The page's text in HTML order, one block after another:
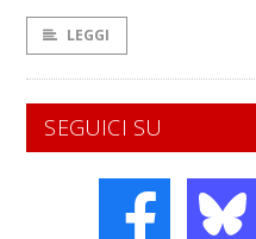
LEGGI
SEGUICI SU